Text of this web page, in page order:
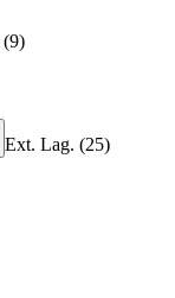
(9)
Ext. Lag. (25)